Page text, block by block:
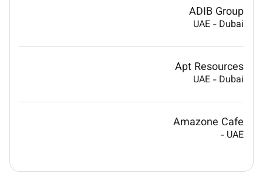
ADIB Group
UAE - Dubai
Apt Resources
UAE - Dubai
Amazone Cafe
UAE
-